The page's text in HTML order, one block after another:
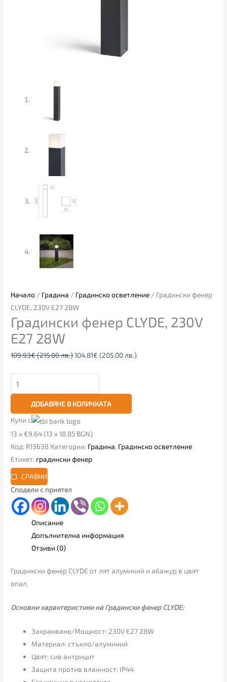
Начало / Градина / Градинско осветление / Градински фенер
CLYDE, 230V E27 28W
Градински фенер CLYDE, 230V
E27 28W
109.93€(215.00 лв.)104.81€ (205.00 лв.)
ДОБАВЯНЕ В КОЛИЧКАТА
Купи с
13 x €9.64 (13 x 18.85 BGN)
Код: R13638 Категории: Градина, Градинско осветление
Етикет: градински фенер
СРАВНИ
Сподели с приятел
Описание
Допълнителна информация
Отзиви (0)
Градински фенер CLYDE от лят алуминий и абажур в цвят
опал.
Основни характеристики на Градински фенер CLYDE:
Захранване/Мощност: 230V E27 28W
Материал: стъкло/алуминий
Цвят: сив антрицит
Защита против влажност: IP44